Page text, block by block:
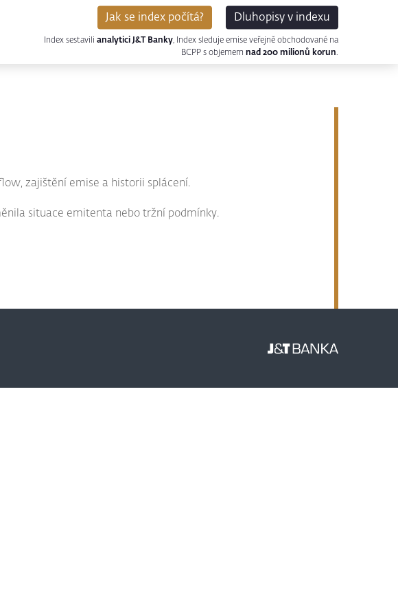
Jak se index počítá? Dluhopisy v indexu
Index sestavili analytici J&T Banky , Index sleduje emise veřejně obchodované na
BCPP s objemem nad 200 milionů korun
zajištění emise a historii splácení.
situace emitenta nebo tržní podmínky.